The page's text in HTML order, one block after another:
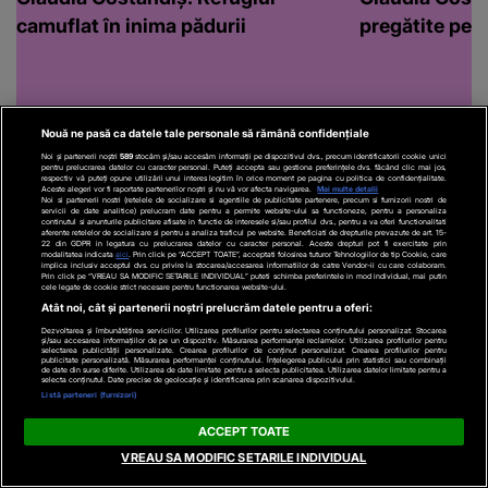
camuflat în inima pădurii
pregătite
Recomandări video
Nouă ne pasă ca datele tale personale să rămână confidențiale
Noi și partenerii noștri 589stocăm și/sau accesăm informații pe dispozitivul dvs., precum identificatorii cookie unici
pentru prelucrarea datelor cu caracter personal. Puteți accepta sau gestiona preferințele dvs. făcând clic mai jos,
respectiv vă puteți opune utilizării unui interes legitim în orice moment pe pagina cu politica de confidențialitate.
Aceste alegeri vor fi raportate partenerilor noștri și nu vă vor afecta navigarea.
Mai multe detalii
Noi si partenerii nostri (retelele de socializare si agentiile de publicitate partenere, precum si furnizorii nostri de
servicii de date analitice) prelucram date pentru a permite website-ului sa functioneze, pentru a personaliza
continutul si anunturile publicitare afisate in functie de interesele si/sau profilul dvs., pentru a va oferi functionalitati
aferente retelelor de socializare si pentru a analiza traficul pe website. Beneficiati de drepturile prevazute de art. 15-
22 din GDPR in legatura cu prelucrarea datelor cu caracter personal. Aceste drepturi pot fi exercitate prin
modalitatea indicataaici . Prin click pe “ACCEPT TOATE”, acceptati folosirea tuturor Tehnologiilor de tip Cookie, care
implica inclusiv acceptul dvs. cu privire la stocarea/accesarea informatiilor de catre Vendor-ii cu care colaboram.
Prin click pe “VREAU SA MODIFIC SETARILE INDIVIDUAL” puteti schimba preferintele in mod individual, mai putin
cele legate de cookie strict necesare pentru functionarea website-ului.
Atât noi, cât și partenerii noștri prelucrăm datele pentru a oferi:
Dezvoltarea și îmbunătățirea serviciilor. Utilizarea profilurilor pentru selectarea conținutului personalizat. Stocarea
și/sau accesarea informațiilor de pe un dispozitiv. Măsurarea performanței reclamelor. Utilizarea profilurilor pentru
selectarea publicității personalizate. Crearea profilurilor de conținut personalizat. Crearea profilurilor pentru
publicitate personalizată. Măsurarea performanței conținutului. Înțelegerea publicului prin statistici sau combinații
de date din surse diferite. Utilizarea de date limitate pentru a selecta publicitatea. Utilizarea datelor limitate pentru a
selecta conținutul. Date precise de geolocație și identificarea prin scanarea dispozitivului.
Listă parteneri (furnizori)
ACCEPT TOATE
VREAU SA MODIFIC SETARILE INDIVIDUAL